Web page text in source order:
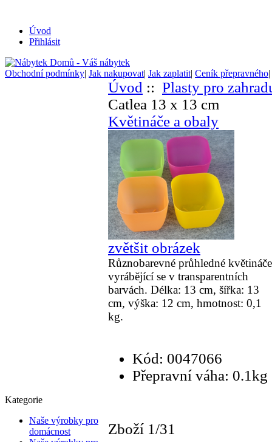
Úvod
Přihlásit
Obchodní podmínky| Jak nakupovat| Jak zaplatit| Ceník přepravného|
Kategorie
Naše výrobky pro
domácnost
Úvod :: Plasty pro
Catlea 13 x 13 cm
Květináče a obaly
zvětšit obrázek
Různobarevné průhledné květináče
vyrábějící se v transparentních
barvách. Délka: 13 cm, šířka: 13
cm, výška: 12 cm, hmotnost: 0,1
kg.
Kód: 0047066
Přepravní váha: 0.1kg
Zboží 1/31